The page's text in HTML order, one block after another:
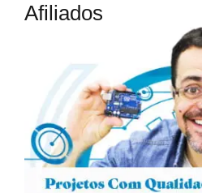
Afiliados